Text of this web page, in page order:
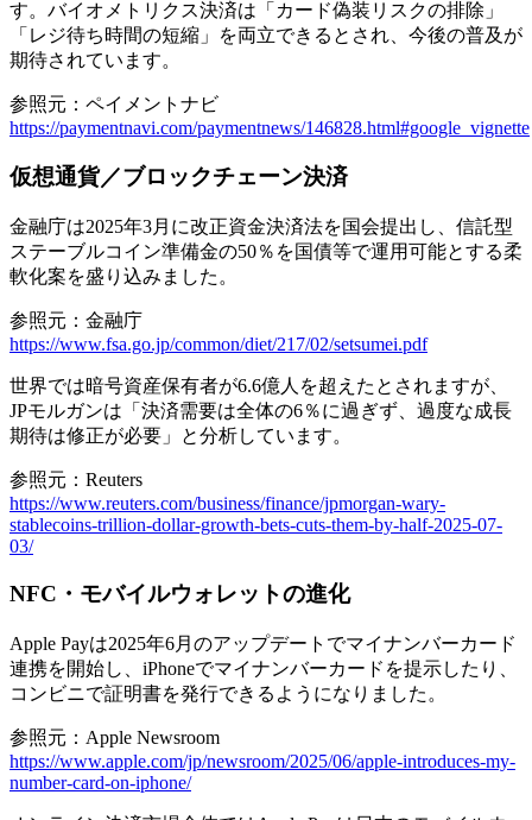
す。バイオメトリクス決済は「カード偽装リスクの排除」
「レジ待ち時間の短縮」を両立できるとされ、今後の普及が
期待されています。
参照元：ペイメントナビ
https://paymentnavi.com/paymentnews/146828.html#google_vignette
仮想通貨／ブロックチェーン決済
金融庁は2025年3月に改正資金決済法を国会提出し、 信託型
ステーブルコイン準備金の50％を国債等で運用可能とする柔
軟化案を盛り込みました。
参照元：金融庁
https://www.fsa.go.jp/common/diet/217/02/setsumei.pdf
世界では暗号資産保有者が6.6億人を超えたとされますが、
JPモルガンは「決済需要は全体の6％に過ぎず、過度な成長
期待は修正が必要」と分析しています。
参照元：Reuters
https://www.reuters.com/business/finance/jpmorgan-wary-
stablecoins-trillion-dollar-growth-bets-cuts-them-by-half-2025-07-
03/
NFC・モバイルウォレットの進化
Apple Payは2025年6月のアップデートでマイナンバーカード
連携を開始し、iPhoneでマイナンバーカードを提示したり、
コンビニで証明書を発行できるようになりました。
参照元：Apple Newsroom
https://www.apple.com/jp/newsroom/2025/06/apple-introduces-my-
number-card-on-iphone/